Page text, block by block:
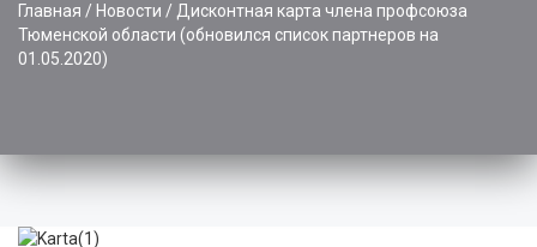
Главная / Новости / Дисконтная карта члена профсоюза
Тюменской области (обновился список партнеров на
01.05.2020)